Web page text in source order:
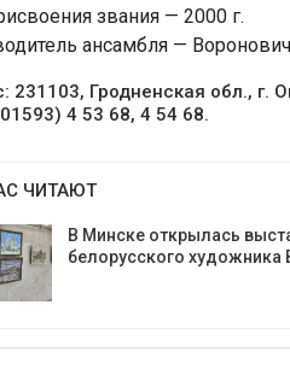
звания — 2000 г.
ансамбля —
231103, Гродненская обл., г.
4 53 68, 4 54 68.
ЧИТАЮТ
В Минске открылась
белорусского художника